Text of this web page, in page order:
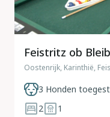
Feistritz ob
Oostenrijk, Karinthië,
3 Honden
2
1